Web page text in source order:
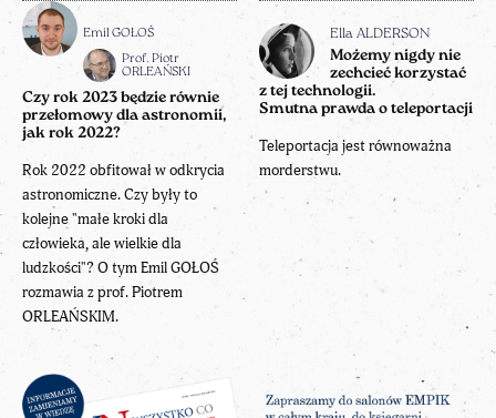
Emil GOŁOŚ
Prof. Piotr
ORLEAŃSKI
Czy rok 2023 będzie równie
przełomowy dla astronomii,
jak rok 2022?
Rok 2022 obfitował w odkrycia
astronomiczne. Czy były to
kolejne "małe kroki dla
człowieka, ale wielkie dla
ludzkości"? O tym Emil GOŁOŚ
rozmawia z prof. Piotrem
ORLEAŃSKIM.
Ella ALDERSON
Możemy nigdy nie
zechcieć korzystać
z tej technologii.
Smutna prawda o teleportacji
Teleportacja jest równoważna
morderstwu.